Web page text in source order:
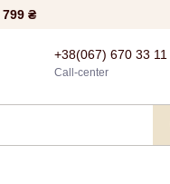
799 ₴
+38(067) 670 33 11
Call-center